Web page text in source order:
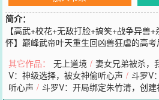
简介：
【高武+校花+无敌打脸+搞笑+战争异兽
怀】巅峰武帝叶天重生回凶兽狂虐的高
儿，我这个人吃力。”“够不着背，快点过
来给我暖被窝！”......家务、按摩、足浴
都要服务到位，直到某一天校花招架不住
其它作品： 无上道境 / 妻女兄弟被杀，
V：神级选择，被女神偷听心声 / 斗罗V
听心声 / 斗罗V：开局绑定朱竹清，创